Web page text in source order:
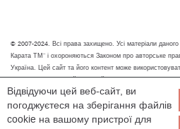
© 2007-2024. Всі права захищено. Усі матеріали
Карата ТМ" і охороняються Законом про авторське
Україна. Цей сайт та його контент може
тільки для некомерційних цілей. Будь-яке
матеріалів даного сайту для некомерційних цілей
посиланням або іншим зазначенням на джерело.
Відвідуючи цей веб-сайт, ви
погоджуєтеся на зберігання файлів
cookie на вашому пристрої для